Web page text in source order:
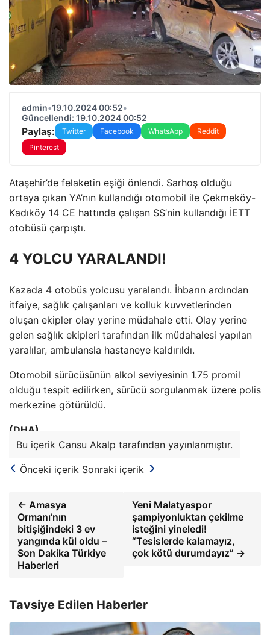
admin•19.10.2024 00:52•
Güncellendi: 19.10.2024 00:52
Paylaş: Twitter Facebook WhatsApp
Reddit
Pinterest
Ataşehir’de felaketin eşiği önlendi. Sarhoş olduğu
ortaya çıkan YA’nın kullandığı otomobil ile Çekmeköy-
Kadıköy 14 CE hattında çalışan SS’nin kullandığı İETT
otobüsü çarpıştı.
4 YOLCU YARALANDI!
Kazada 4 otobüs yolcusu yaralandı. İhbarın ardından
itfaiye, sağlık çalışanları ve kolluk kuvvetlerinden
oluşan ekipler olay yerine müdahale etti. Olay yerine
gelen sağlık ekipleri tarafından ilk müdahalesi yapılan
yaralılar, ambulansla hastaneye kaldırıldı.
Otomobil sürücüsünün alkol seviyesinin 1.75 promil
olduğu tespit edilirken, sürücü sorgulanmak üzere polis
merkezine götürüldü.
(DHA)
Bu içerik Cansu Akalp tarafından yayınlanmıştır.
Önceki içerik Sonraki içerik
← Amasya
Ormanı’nın
bitişiğindeki 3 ev
yangında kül oldu –
Son Dakika Türkiye
Haberleri
Yeni Malatyaspor
şampiyonluktan çekilme
isteğini yineledi!
“Tesislerde kalamayız,
çok kötü durumdayız” →
Tavsiye Edilen Haberler